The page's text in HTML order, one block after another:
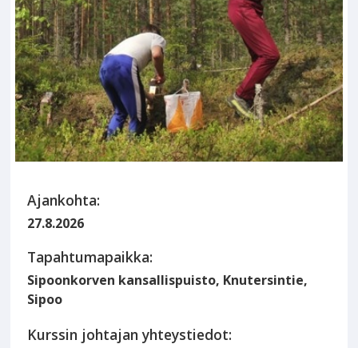
Ajankohta:
27.8.2026
Tapahtumapaikka:
Sipoonkorven kansallispuisto, Knutersintie,
Sipoo
Kurssin johtajan yhteystiedot: